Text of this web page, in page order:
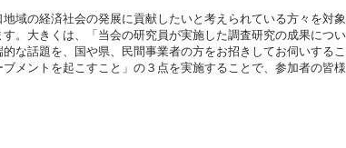
域の経済社会の発展に貢献したいと考えられている方々を対象
。大きくは、「当会の研究員が実施した調査研究の成果につ
な話題を、国や県、民間事業者の方をお招きしてお伺いする
メントを起こすこと」の３点を実施することで、参加者の皆